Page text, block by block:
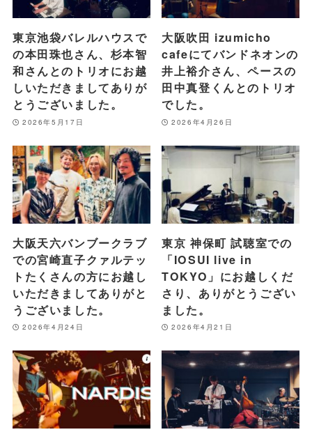
東京池袋バレルハウスで
の本田珠也さん、杉本智
和さんとのトリオにお越
しいただきましてありが
とうございました。
2026年5月17日
大阪吹田 izumicho
cafeにてバンドネオンの
井上裕介さん、ペースの
田中真登くんとのトリオ
でした。
2026年4月26日
大阪天六バンブークラブ
での宮崎直子クァルテッ
トたくさんの方にお越し
いただきましてありがと
うございました。
2026年4月24日
東京 神保町 試聴室での
「IOSUI live in
TOKYO」にお越しくだ
さり、ありがとうござい
ました。
2026年4月21日